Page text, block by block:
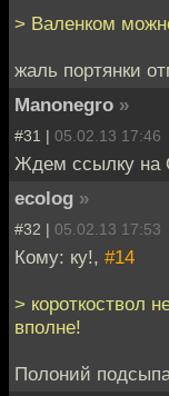
> Валенком
жаль портянки
Manonegro »
#31 | 05.02.13 17:46
Ждем ссылку на
ecolog »
#32 | 05.02.13 17:53
Кому: ку!, #14
> короткоствол
вполне!
Полоний